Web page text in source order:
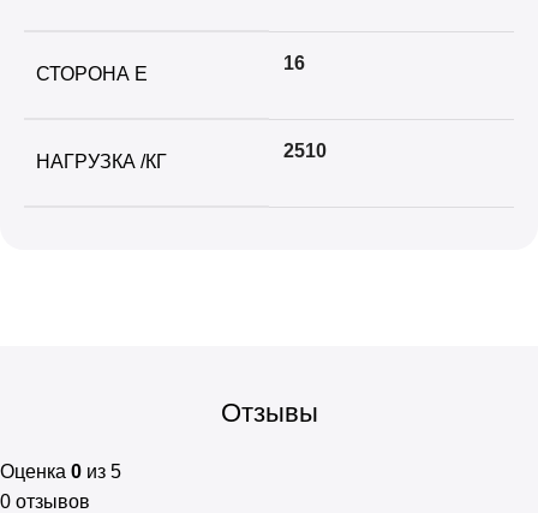
СТОРОНА E
16
НАГРУЗКА /КГ
2510
Отзывы
Оценка 0 из 5
0 отзывов